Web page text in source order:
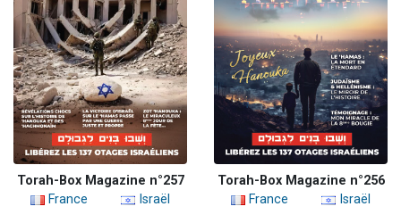
Torah-Box Magazine n°257
France
Israël
Torah-Box Magazine n°256
France
Israël